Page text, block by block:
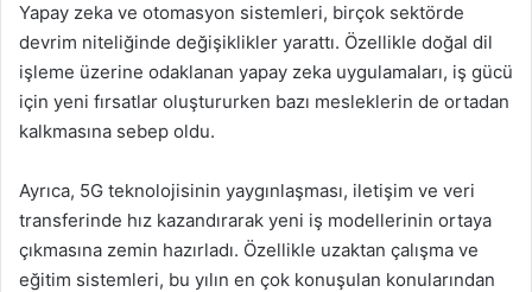
Yapay zeka ve otomasyon sistemleri, birçok sektörde
devrim niteliğinde değişiklikler yarattı. Özellikle doğal dil
işleme üzerine odaklanan yapay zeka uygulamaları, iş gücü
için yeni fırsatlar oluştururken bazı mesleklerin de ortadan
kalkmasına sebep oldu.
Ayrıca, 5G teknolojisinin yaygınlaşması, iletişim ve veri
transferinde hız kazandırarak yeni iş modellerinin ortaya
çıkmasına zemin hazırladı. Özellikle uzaktan çalışma ve
eğitim sistemleri, bu yılın en çok konuşulan konularından